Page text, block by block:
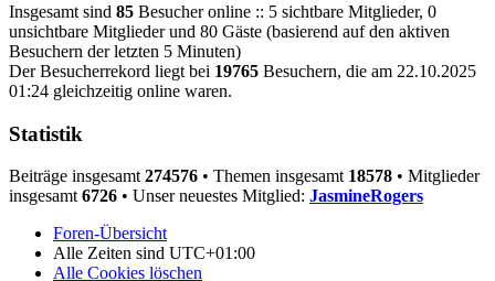
Insgesamt sind 85 Besucher online :: 5 sichtbare Mitglieder, 0
unsichtbare Mitglieder und 80 Gäste (basierend auf den aktiven
Besuchern der letzten 5 Minuten)
Der Besucherrekord liegt bei 19765 Besuchern, die am 22.10.2025
01:24 gleichzeitig online waren.
Statistik
Beiträge insgesamt 274576 • Themen insgesamt 18578 • Mitglieder
insgesamt 6726 • Unser neuestes Mitglied: JasmineRogers
Foren-Übersicht
Alle Zeiten sind UTC+01:00
Alle Cookies löschen